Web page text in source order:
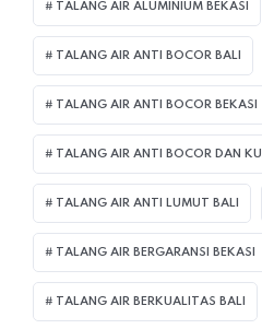
TALANG AIR ALUMINIUM BEKASI
TALANG AIR ANTI BOCOR BALI
TALANG AIR ANTI BOCOR BEKASI
TALANG AIR ANTI BOCOR DAN
TALANG AIR ANTI LUMUT BALI
TALANG AIR BERGARANSI BEKASI
TALANG AIR BERKUALITAS BALI